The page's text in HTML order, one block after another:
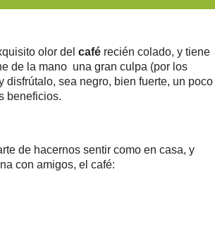
olor del café recién colado, y tiene
de la mano una gran culpa (por los
sea negro, bien fuerte, un poco
beneficios.
de hacernos sentir como en casa, y
con amigos, el café: